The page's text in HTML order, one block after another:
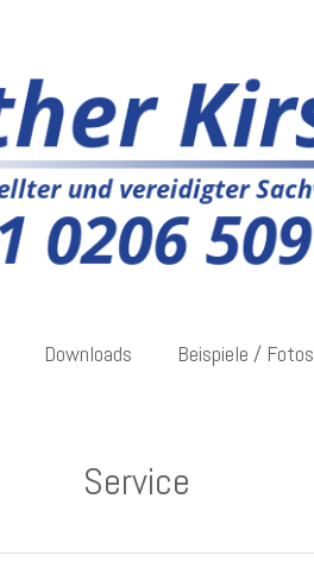
Downloads Beispiele / Fotos
Service